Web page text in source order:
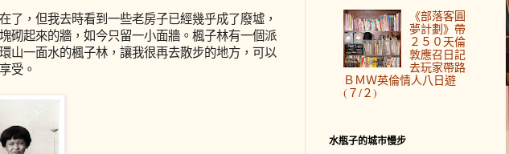
，但我去時看到一些老房子已經幾乎成了廢墟，
砌起來的牆，如今只留一小面牆。楓子林有一個派
山一面水的楓子林，讓我很再去散步的地方，可以
受。
《部落客圓
夢計劃》帶
２５０天倫
敦應召日記
去玩家帶路
ＢＭＷ英倫情人八日遊
(７/２)
水瓶子的城市慢步